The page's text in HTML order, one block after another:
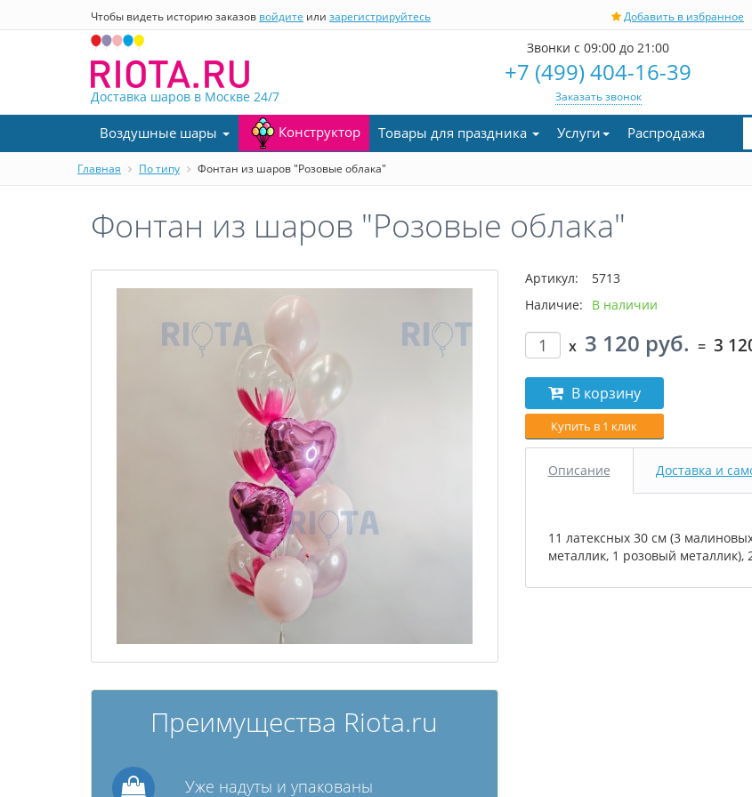
Чтобы видеть историю заказов войдите или зарегистрируйтесь Добавить в избранное
Доставка шаров в Москве 24/7
Звонки с 09:00 до 21:00
+7 (499) 404-16-39
Заказать звонок
Воздушные шары Конструктор Товары для праздника Услуги Распродажа
Главная По типу Фонтан из шаров "Розовые облака"
Фонтан из шаров "Розовые облака"
Преимущества Riota.ru
Уже надуты и упакованы
Артикул:
5713
Наличие:
В наличии
x 3 120 руб. = 3
В корзину
Купить в 1 клик
Описание Доставка и
11 латексных 30 см (3
металлик, 1 розовый